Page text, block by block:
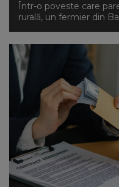
Într-o poveste care
rurală, un fermier din